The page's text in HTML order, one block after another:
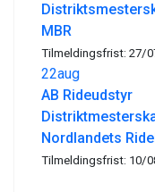
MBR
Tilmeldingsfrist: 27/
22aug
AB Rideudstyr
Nordlandets
Tilmeldingsfrist: 10/